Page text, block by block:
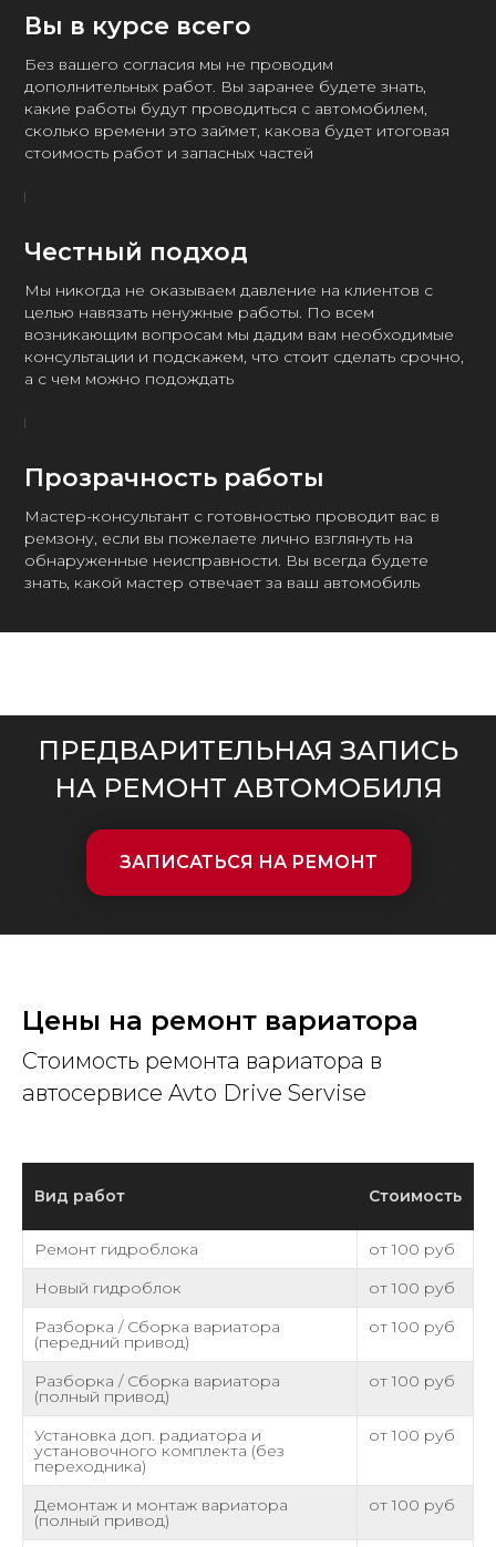
Вы в курсе всего
Без вашего согласия мы не проводим
дополнительных работ. Вы заранее будете знать,
какие работы будут проводиться с автомобилем,
сколько времени это займет, какова будет итоговая
стоимость работ и запасных частей
Честный подход
Мы никогда не оказываем давление на клиентов с
целью навязать ненужные работы. По всем
возникающим вопросам мы дадим вам необходимые
консультации и подскажем, что стоит сделать срочно,
а с чем можно подождать
Прозрачность работы
Мастер-консультант с готовностью проводит вас в
ремзону, если вы пожелаете лично взглянуть на
обнаруженные неисправности. Вы всегда будете
знать, какой мастер отвечает за ваш автомобиль
ПРЕДВАРИТЕЛЬНАЯ ЗАПИСЬ
НА РЕМОНТ АВТОМОБИЛЯ
ЗАПИСАТЬСЯ НА РЕМОНТ
Цены на ремонт вариатора
Стоимость ремонта вариатора в
автосервисе Avto Drive Servise
Вид работ Стоимость
Ремонт гидроблока
от 100 руб
Новый гидроблок
от 100 руб
Разборка / Сборка вариатора
(передний привод)
от 100 руб
Разборка / Сборка вариатора
(полный привод)
от 100 руб
Установка доп. радиатора и
установочного комплекта (без
переходника)
от 100 руб
Демонтаж и монтаж вариатора
(полный привод)
от 100 руб